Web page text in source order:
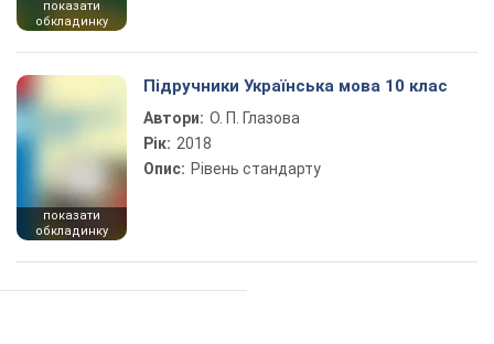
показати
обкладинку
показати
обкладинку
Підручники Українська мова 10 клас
Автори: О. П. Глазова
Рік: 2018
Опис: Рівень стандарту